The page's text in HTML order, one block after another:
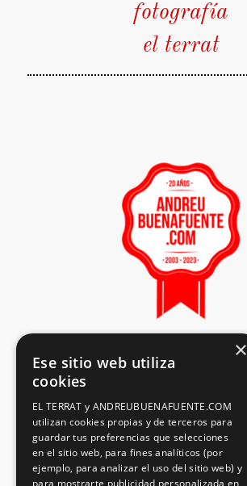
fotografía
el terrat
×
Ese sitio web utiliza
cookies
EL TERRAT y ANDREUBUENAFUENTE.COM
utilizan cookies propias y de terceros para
guardar tus preferencias que selecciones
en el sitio web, para fines analíticos (por
ejemplo, para analizar el uso del sitio web) y
para mostrarte publicidad personalizada en